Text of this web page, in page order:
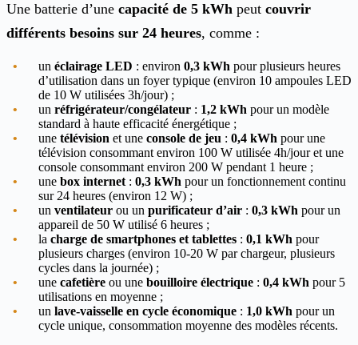
Une batterie d’une capacité de 5 kWh peut couvrir
différents besoins sur 24 heures, comme :
un éclairage LED : environ 0,3 kWh pour plusieurs heures
d’utilisation dans un foyer typique (environ 10 ampoules LED
de 10 W utilisées 3h/jour) ;
un réfrigérateur/congélateur : 1,2 kWh pour un modèle
standard à haute efficacité énergétique ;
une télévision et une console de jeu : 0,4 kWh pour une
télévision consommant environ 100 W utilisée 4h/jour et une
console consommant environ 200 W pendant 1 heure ;
une box internet : 0,3 kWh pour un fonctionnement continu
sur 24 heures (environ 12 W) ;
un ventilateur ou un purificateur d’air : 0,3 kWh pour un
appareil de 50 W utilisé 6 heures ;
la charge de smartphones et tablettes : 0,1 kWh pour
plusieurs charges (environ 10-20 W par chargeur, plusieurs
cycles dans la journée) ;
une cafetière ou une bouilloire électrique : 0,4 kWh pour 5
utilisations en moyenne ;
un lave-vaisselle en cycle économique : 1,0 kWh pour un
cycle unique, consommation moyenne des modèles récents.